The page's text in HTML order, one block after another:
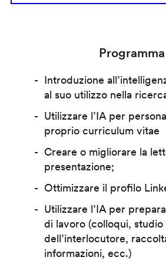
Programma
Introduzione
al suo utilizzo nella
Utilizzare l’IA per
proprio curriculum vitae
Creare o migliorare la
presentazione;
Ottimizzare il profilo
Utilizzare l’IA per
di lavoro (colloqui, studio
dell’interlocutore,
informazioni, ecc.)